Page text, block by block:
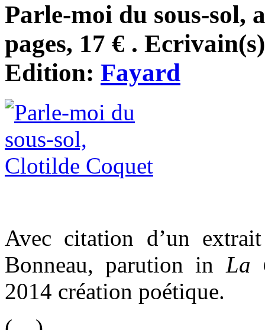
Parle-moi du sous-sol,
pages, 17 € .
Edition: Fayard
Avec citation d’un
Bonneau, parution in La
2014 création poétique.